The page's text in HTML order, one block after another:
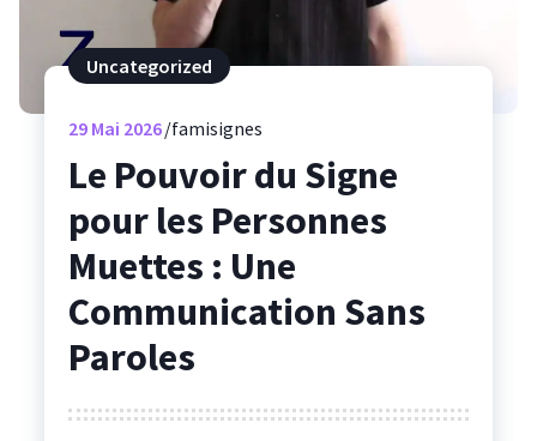
Uncategorized
29Mai 2026 famisignes
Le Pouvoir du Signe
pour les Personnes
Muettes : Une
Communication Sans
Paroles